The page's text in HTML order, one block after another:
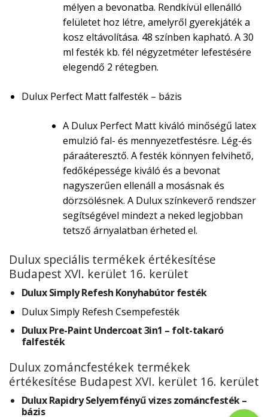
mélyen a bevonatba. Rendkívül ellenálló
felületet hoz létre, amelyről gyerekjáték a
kosz eltávolítása. 48 színben kapható. A 30
ml festék kb. fél négyzetméter lefestésére
elegendő 2 rétegben.
Dulux Perfect Matt falfesték – bázis
A Dulux Perfect Matt kiváló minőségű latex
emulzió fal- és mennyezetfestésre. Lég-és
páraáteresztő. A festék könnyen felvihető,
fedőképessége kiváló és a bevonat
nagyszerűen ellenáll a mosásnak és
dörzsölésnek. A Dulux színkeverő rendszer
segítségével mindezt a neked legjobban
tetsző árnyalatban érheted el.
Dulux speciális termékek értékesítése
Budapest XVI. kerület 16. kerület
Dulux Simply Refesh Konyhabútor festék
Dulux Simply Refesh Csempefesték
Dulux Pre-Paint Undercoat 3in1 – folt-takaró
falfesték
Dulux zománcfestékek termékek
értékesítése Budapest XVI. kerület 16. kerület
Dulux Rapidry Selyemfényű vizes zománcfesték –
bázis